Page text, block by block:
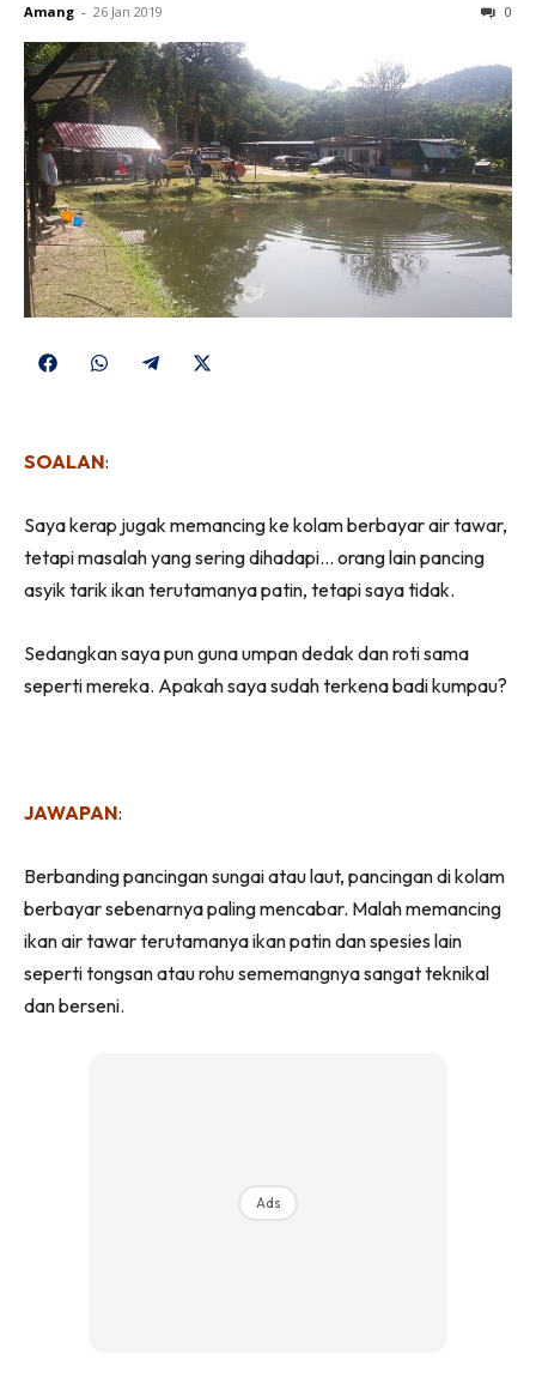
Amang - 26 Jan 2019 0
Share
Share
Share
SOALAN:
Saya kerap jugak memancing ke kolam berbayar air tawar,
tetapi masalah yang sering dihadapi… orang lain pancing
asyik tarik ikan terutamanya patin, tetapi saya tidak.
Sedangkan saya pun guna umpan dedak dan roti sama
seperti mereka. Apakah saya sudah terkena badi kumpau?
JAWAPAN:
Berbanding pancingan sungai atau laut, pancingan di kolam
berbayar sebenarnya paling mencabar. Malah memancing
ikan air tawar terutamanya ikan patin dan spesies lain
seperti tongsan atau rohu sememangnya sangat teknikal
dan berseni.
Ads